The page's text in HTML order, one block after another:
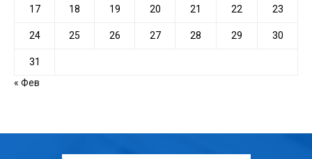
17 18 19 20 21 22 23
24 25 26 27 28 29 30
31
« Фев